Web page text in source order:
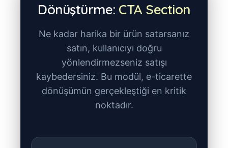
Dönüştürme: CTA Section
Ne kadar harika bir ürün satarsanız
satın, kullanıcıyı doğru
yönlendirmezseniz satışı
kaybedersiniz. Bu modül, e-ticarette
dönüşümün gerçekleştiği en kritik
noktadır.